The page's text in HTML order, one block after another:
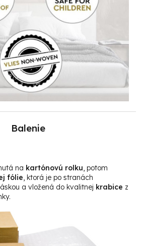
Balenie
na kartónovú rolku, potom
fólie, ktorá je po stranách
a vložená do kvalitnej krabice z